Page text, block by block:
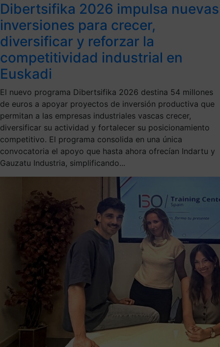
Dibertsifika 2026 impulsa nuevas
inversiones para crecer,
diversificar y reforzar la
competitividad industrial en
Euskadi
El nuevo programa Dibertsifika 2026 destina 54 millones
de euros a apoyar proyectos de inversión productiva que
permitan a las empresas industriales vascas crecer,
diversificar su actividad y fortalecer su posicionamiento
competitivo. El programa consolida en una única
convocatoria el apoyo que hasta ahora ofrecían Indartu y
Gauzatu Industria, simplificando...